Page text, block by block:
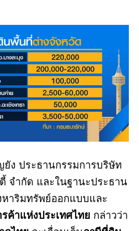
ง ประธานกรรมการบริษัท
จำกัด และในฐานะประธาน
าริมทรัพย์ออกแบบและ
ค้าแห่งประเทศไทย กล่าวว่า